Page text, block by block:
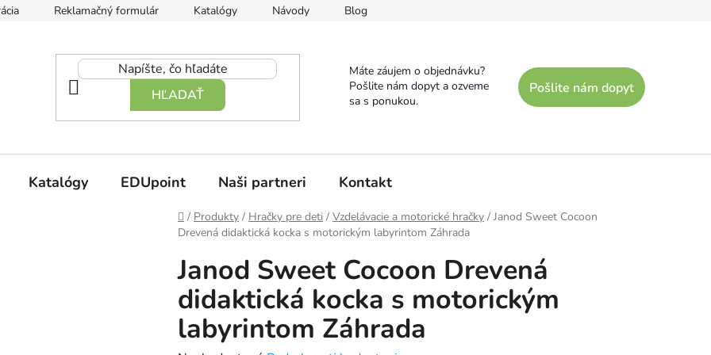
Reklamačný formulár Katalógy Návody Blog
HĽADAŤ
Máte záujem o objednávku?
Pošlite nám dopyt a ozveme
sa s ponukou.
Pošlite nám dopyt
Katalógy EDUpoint Naši partneri Kontakt
Domov
/ Produkty / Hračky pre deti / Vzdelávacie a motorické hračky / Janod Sweet Cocoon
Drevená didaktická kocka s motorickým labyrintom Záhrada
Janod Sweet Cocoon Drevená
didaktická kocka s motorickým
labyrintom Záhrada